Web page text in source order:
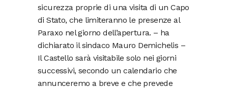
sicurezza proprie di una visita di un Capo
di Stato, che limiteranno le presenze al
Paraxo nel giorno dell’apertura. – ha
dichiarato il sindaco Mauro Demichelis –
Il Castello sarà visitabile solo nei giorni
successivi, secondo un calendario che
annunceremo a breve e che prevede